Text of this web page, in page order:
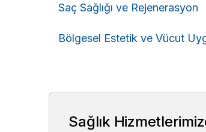
Saç Sağlığı ve Rejenerasyon
Bölgesel Estetik ve Vücut
Sağlık